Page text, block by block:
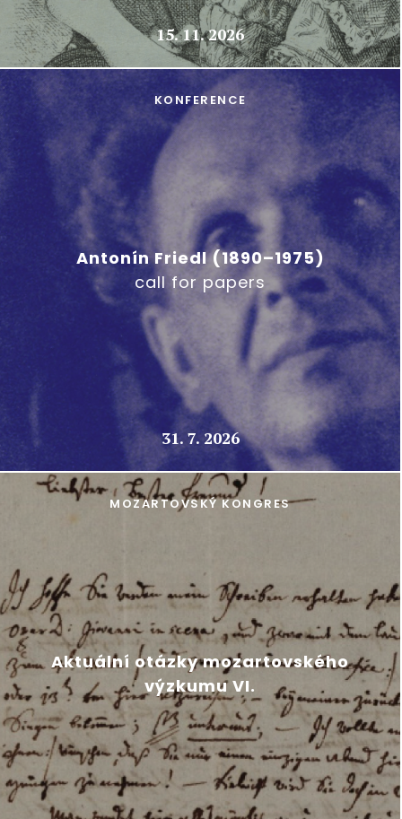
15. 11. 2026
Antonín Friedl (1890–1975)
call for papers
KONFERENCE
31. 7. 2026
Aktuální otázky mozartovského
výzkumu VI.
MOZARTOVSKÝ KONGRES